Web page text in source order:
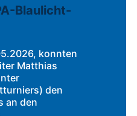
Blaulicht-
konnten
Matthias
den
an den